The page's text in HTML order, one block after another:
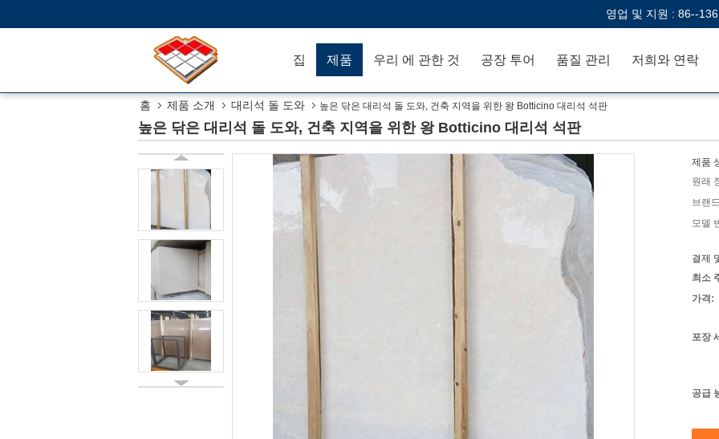
영업 및 지원 : 86--
집 제품 우리 에 관한 것 공장 투어 품질 관리 저희와 연락
홈 제품 소개 대리석 돌 도와 높은 닦은 대리석 돌 도와, 건축 지역을 위한 왕 Botticino 대리석 석판
높은 닦은 대리석 돌 도와, 건축 지역을 위한 왕 Botticino 대리석 석판
제품
원래
브랜
모델
결제
최소
가격:
포장
공급